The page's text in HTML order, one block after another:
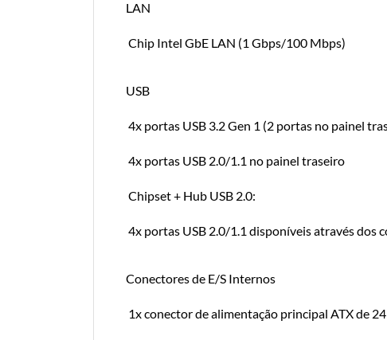
LAN
Chip Intel GbE LAN (1 Gbps/100 Mbps)
USB
4x portas USB 3.2 Gen 1 (2 portas no painel
4x portas USB 2.0/1.1 no painel traseiro
Chipset + Hub USB 2.0:
4x portas USB 2.0/1.1 disponíveis através dos
Conectores de E/S Internos
1x conector de alimentação principal ATX de